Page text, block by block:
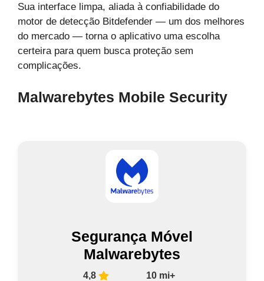
Sua interface limpa, aliada à confiabilidade do
motor de detecção Bitdefender — um dos melhores
do mercado — torna o aplicativo uma escolha
certeira para quem busca proteção sem
complicações.
Malwarebytes Mobile Security
Segurança Móvel
Malwarebytes
4,8 10 mi+